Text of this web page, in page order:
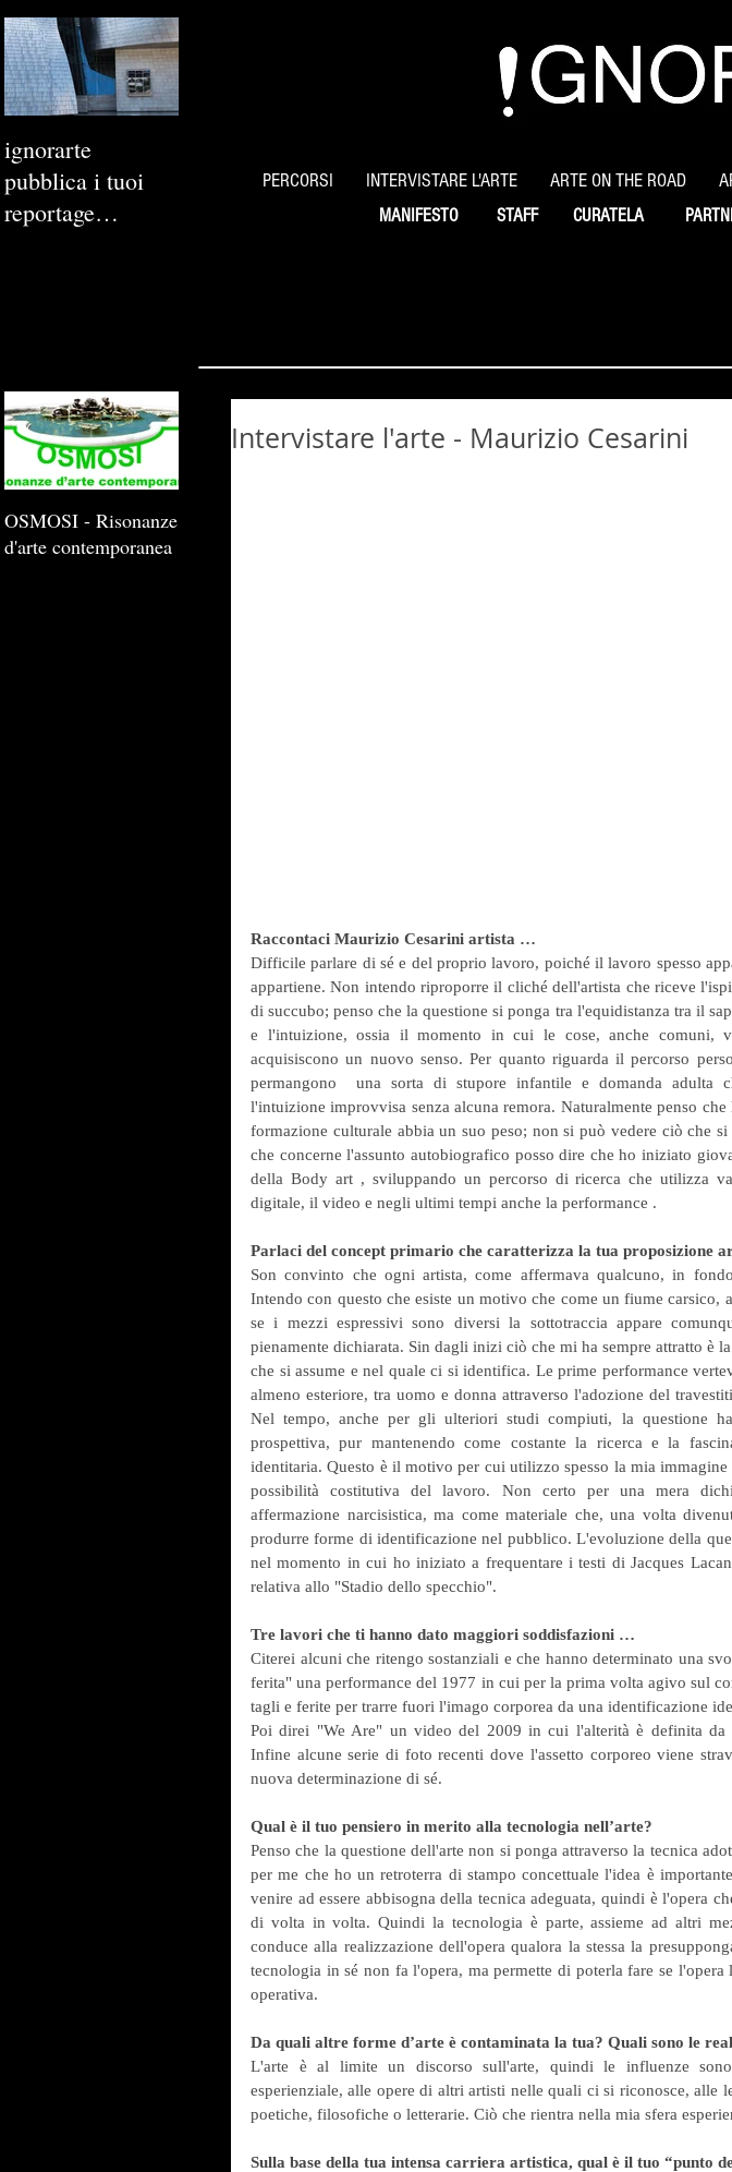
ignorarte
pubblica i tuoi
reportage
PERCORSI INTERVISTARE L'ARTE ARTE ON THE ROAD
MANIFESTO STAFF CURATELA
Intervistare l'arte - Maurizio Cesarini
Raccontaci Maurizio Cesarini artista …
Difficile parlare di sé e del proprio lavoro, poiché il lavoro spesso
appartiene. Non intendo riproporre il cliché dell'artista che riceve
di succubo; penso che la questione si ponga tra l'equidistanza tra il
e l'intuizione, ossia il momento in cui le cose, anche comuni,
acquisiscono un nuovo senso. Per quanto riguarda il percorso
permangono  una sorta di stupore infantile e domanda adulta
l'intuizione improvvisa senza alcuna remora. Naturalmente penso che
formazione culturale abbia un suo peso; non si può vedere ciò che si
che concerne l'assunto autobiografico posso dire che ho iniziato
della Body art , sviluppando un percorso di ricerca che utilizza
digitale, il video e negli ultimi tempi anche la performance .
Parlaci del concept primario che caratterizza la tua proposizione
Son convinto che ogni artista, come affermava qualcuno, in
Intendo con questo che esiste un motivo che come un fiume carsico,
se i mezzi espressivi sono diversi la sottotraccia appare
pienamente dichiarata. Sin dagli inizi ciò che mi ha sempre attratto è
che si assume e nel quale ci si identifica. Le prime performance
almeno esteriore, tra uomo e donna attraverso l'adozione del
Nel tempo, anche per gli ulteriori studi compiuti, la questione
prospettiva, pur mantenendo come costante la ricerca e la
identitaria. Questo è il motivo per cui utilizzo spesso la mia immagine
possibilità costitutiva del lavoro. Non certo per una mera
affermazione narcisistica, ma come materiale che, una volta
produrre forme di identificazione nel pubblico. L'evoluzione della
nel momento in cui ho iniziato a frequentare i testi di Jacques
relativa allo "Stadio dello specchio".
Tre lavori che ti hanno dato maggiori soddisfazioni …
Citerei alcuni che ritengo sostanziali e che hanno determinato una
ferita" una performance del 1977 in cui per la prima volta agivo sul
tagli e ferite per trarre fuori l'imago corporea da una identificazione
Poi direi "We Are" un video del 2009 in cui l'alterità è definita da
Infine alcune serie di foto recenti dove l'assetto corporeo viene
nuova determinazione di sé.
Qual è il tuo pensiero in merito alla tecnologia nell’arte?
Penso che la questione dell'arte non si ponga attraverso la tecnica
per me che ho un retroterra di stampo concettuale l'idea è
venire ad essere abbisogna della tecnica adeguata, quindi è l'opera
di volta in volta. Quindi la tecnologia è parte, assieme ad altri
conduce alla realizzazione dell'opera qualora la stessa la
tecnologia in sé non fa l'opera, ma permette di poterla fare se l'opera
operativa.
Da quali altre forme d’arte è contaminata la tua? Quali sono le
L'arte è al limite un discorso sull'arte, quindi le influenze
esperienziale, alle opere di altri artisti nelle quali ci si riconosce, alle
poetiche, filosofiche o letterarie. Ciò che rientra nella mia sfera
Sulla base della tua intensa carriera artistica, qual è il tuo “punto
OSMOSI - Risonanze
d'arte contemporanea